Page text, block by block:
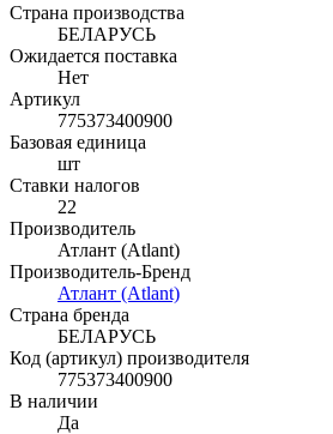
Страна производства
БЕЛАРУСЬ
Ожидается поставка
Нет
Артикул
775373400900
Базовая единица
шт
Ставки налогов
22
Производитель
Атлант (Atlant)
Производитель-Бренд
Атлант (Atlant)
Страна бренда
БЕЛАРУСЬ
Код (артикул) производителя
775373400900
В наличии
Да